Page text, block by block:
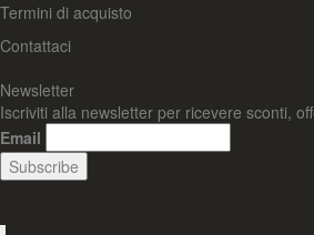
Termini di acquisto
Contattaci
Newsletter
Iscriviti alla newsletter per ricevere sconti,
Email